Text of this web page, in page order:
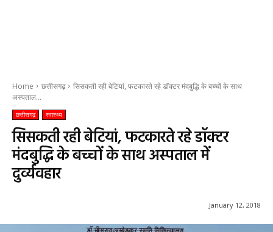
Home छत्तीसगढ़
सिसकती रही बेटियां, फटकारते रहे डॉक्टर मंदबुद्धि के बच्चों के साथ
अस्पताल...
छत्तीसगढ़ स्वास्थ्य
सिसकती रही बेटियां, फटकारते रहे डॉक्टर
मंदबुद्धि के बच्चों के साथ अस्पताल में
दुर्व्यवहार
January 12, 2018